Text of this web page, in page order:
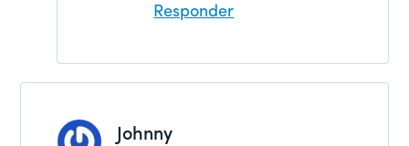
Responder
Johnny